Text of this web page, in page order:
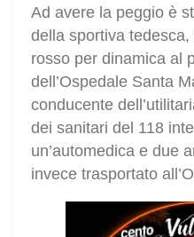
Ad avere la peggio è
della sportiva
rosso per dinamica al
dell’Ospedale Santa
conducente
dei sanitari del 118
un’automedica e due
invece trasportato